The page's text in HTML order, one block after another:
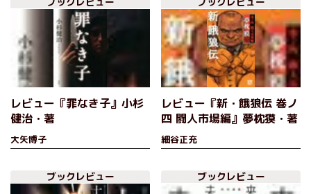
レビュー『罪なき子』小杉
健治・著
大矢博子
レビュー『新・餓狼伝 巻ノ
四 闘人市場編』夢枕獏・著
細谷正充
ブックレビュー ブックレビュー